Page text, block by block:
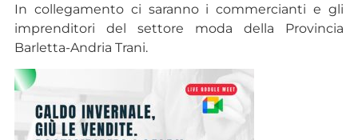
In collegamento ci saranno i commercianti e gli
imprenditori del settore moda della Provincia
Barletta-Andria Trani.